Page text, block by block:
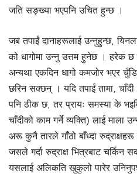
जति सङ्ख्या भएपनि उचित हुन्छ ।
जब तपाईं दानाहरूलाई उन्नुहुन्छ,
को धागोमा उन्नु उत्तम हुनेछ । हरेक छ
अन्यथा एकदिन धागो कमजोर भएर
छरिन सक्छन् । यदि तपाईं तामा,
पनि ठीक छ, तर प्रायः समस्या के
चाँदीको काम गर्ने व्यक्ति) लाई माला
अरू कुनै तारले गाँठो बाँध्दा
जसले गर्दा रुद्राक्ष भित्रबाट चर्किन
यसलाई अलिकति खुकुलो पारेर